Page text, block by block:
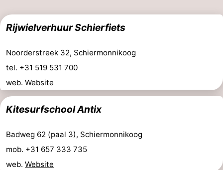
Rijwielverhuur Schierfiets
Noorderstreek 32, Schiermonnikoog
tel. +31 519 531 700
web. Website
Kitesurfschool Antix
Badweg 62 (paal 3), Schiermonnikoog
mob. +31 657 333 735
web. Website